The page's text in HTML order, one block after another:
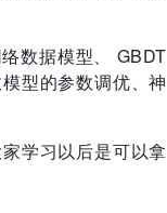
数据模型、 GBDT
型的参数调优、神
学习以后是可以拿